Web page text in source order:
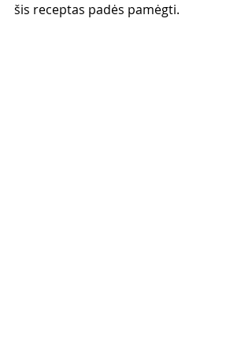
šis receptas padės pamėgti.